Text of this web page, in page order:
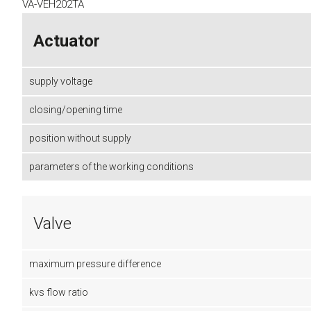
VA-VEH202TA
Actuator
supply voltage
closing/opening time
position without supply
parameters of the working conditions
Valve
maximum pressure difference
kvs flow ratio